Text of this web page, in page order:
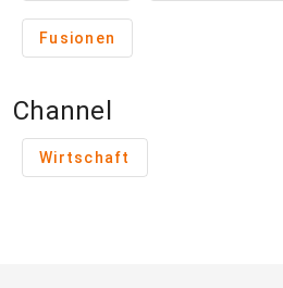
Fusionen
Channel
Wirtschaft